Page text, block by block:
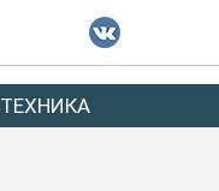
ТЕХНИКА